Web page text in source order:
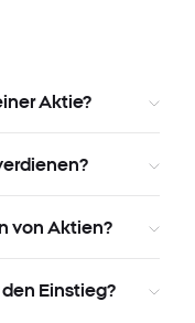
Aktie?
von Aktien?
Einstieg?